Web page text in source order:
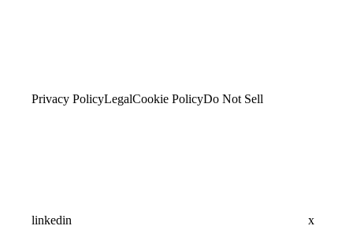
Privacy PolicyLegalCookie PolicyDo Not Sell
linkedin x